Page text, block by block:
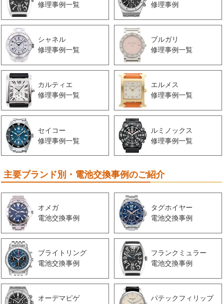
修理事例一覧
修理事例
シャネル
修理事例一覧
ブルガリ
修理事例一覧
カルティエ
修理事例一覧
エルメス
修理事例一覧
セイコー
修理事例一覧
ルミノックス
修理事例一覧
主要ブランド別・電池交換事例のご紹介
オメガ
電池交換事例
タグホイヤー
電池交換事例
ブライトリング
電池交換事例
フランクミュラー
電池交換事例
オーデマピゲ
パテックフィリップ